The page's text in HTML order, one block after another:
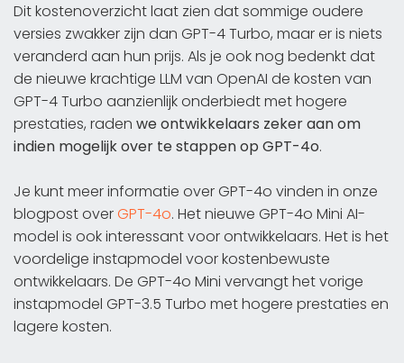
Dit kostenoverzicht laat zien dat sommige oudere
versies zwakker zijn dan GPT-4 Turbo, maar er is niets
veranderd aan hun prijs. Als je ook nog bedenkt dat
de nieuwe krachtige LLM van OpenAI de kosten van
GPT-4 Turbo aanzienlijk onderbiedt met hogere
prestaties, raden we ontwikkelaars zeker aan om
indien mogelijk over te stappen op GPT-4o.
Je kunt meer informatie over GPT-4o vinden in onze
blogpost overGPT-4o. Het nieuwe GPT-4o Mini AI-
model is ook interessant voor ontwikkelaars. Het is het
voordelige instapmodel voor kostenbewuste
ontwikkelaars. De GPT-4o Mini vervangt het vorige
instapmodel GPT-3.5 Turbo met hogere prestaties en
lagere kosten.